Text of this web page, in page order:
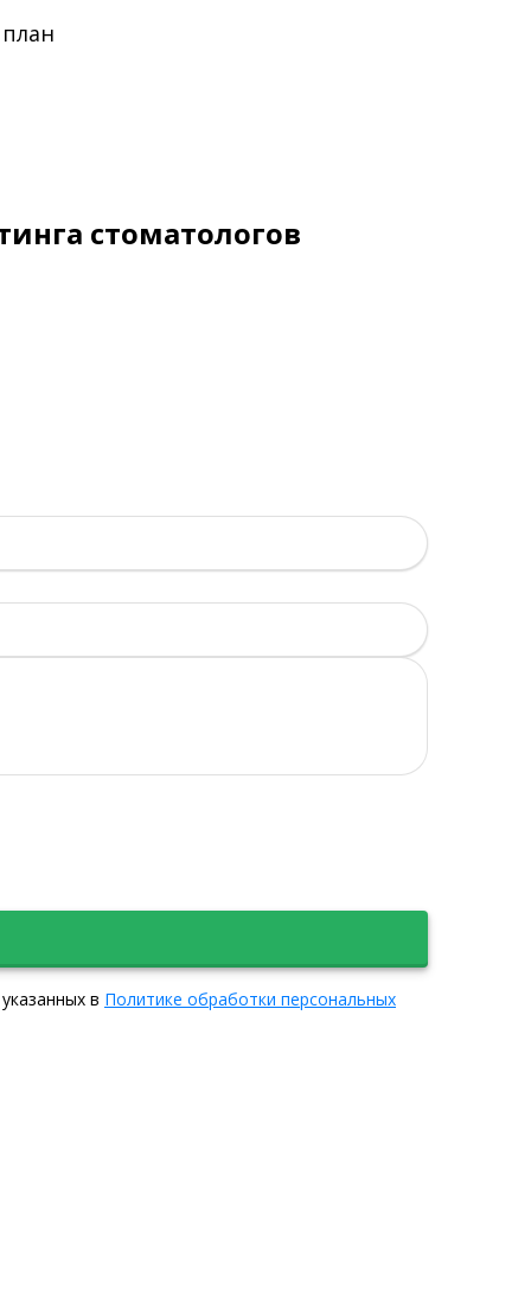
стоматологов
в Политике обработки персональных